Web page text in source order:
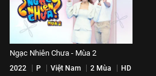
Ngạc Nhiên Chưa - Mùa 2
2022 P Việt Nam 2 Mùa HD